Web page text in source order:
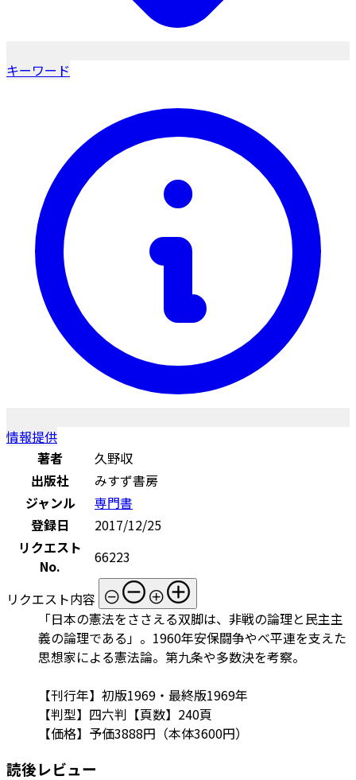
キーワード
情報提供
著者
久野収
出版社
みすず書房
ジャンル
専門書
登録日
2017/12/25
リクエスト
No.
66223
リクエスト内容
「日本の憲法をささえる双脚は、非戦の論理と民主主
義の論理である」。1960年安保闘争やべ平連を支えた
思想家による憲法論。第九条や多数決を考察。
【刊行年】初版1969・最終版1969年
【判型】四六判【頁数】240頁
【価格】予価3888円（本体3600円）
読後レビュー